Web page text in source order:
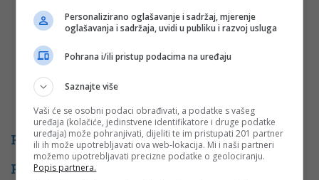
Personalizirano oglašavanje i sadržaj, mjerenje
oglašavanja i sadržaja, uvidi u publiku i razvoj usluga
Pohrana i/ili pristup podacima na uređaju
Saznajte više
Vaši će se osobni podaci obrađivati, a podatke s vašeg
uređaja (kolačiće, jedinstvene identifikatore i druge podatke
uređaja) može pohranjivati, dijeliti te im pristupati 201 partner
ili ih može upotrebljavati ova web-lokacija. Mi i naši partneri
možemo upotrebljavati precizne podatke o geolociranju.
Popis partnera.
PROMO
POVEZANE VIJESTI